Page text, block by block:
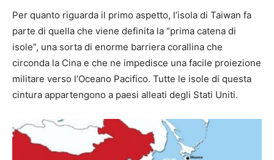
Per quanto riguarda il primo aspetto, l’isola di Taiwan fa
parte di quella che viene definita la “prima catena di
isole”, una sorta di enorme barriera corallina che
circonda la Cina e che ne impedisce una facile proiezione
militare verso l’Oceano Pacifico. Tutte le isole di questa
cintura appartengono a paesi alleati degli Stati Uniti.